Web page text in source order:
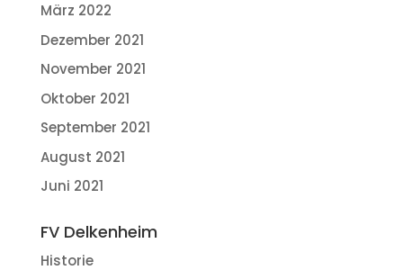
März 2022
Dezember 2021
November 2021
Oktober 2021
September 2021
August 2021
Juni 2021
FV Delkenheim
Historie